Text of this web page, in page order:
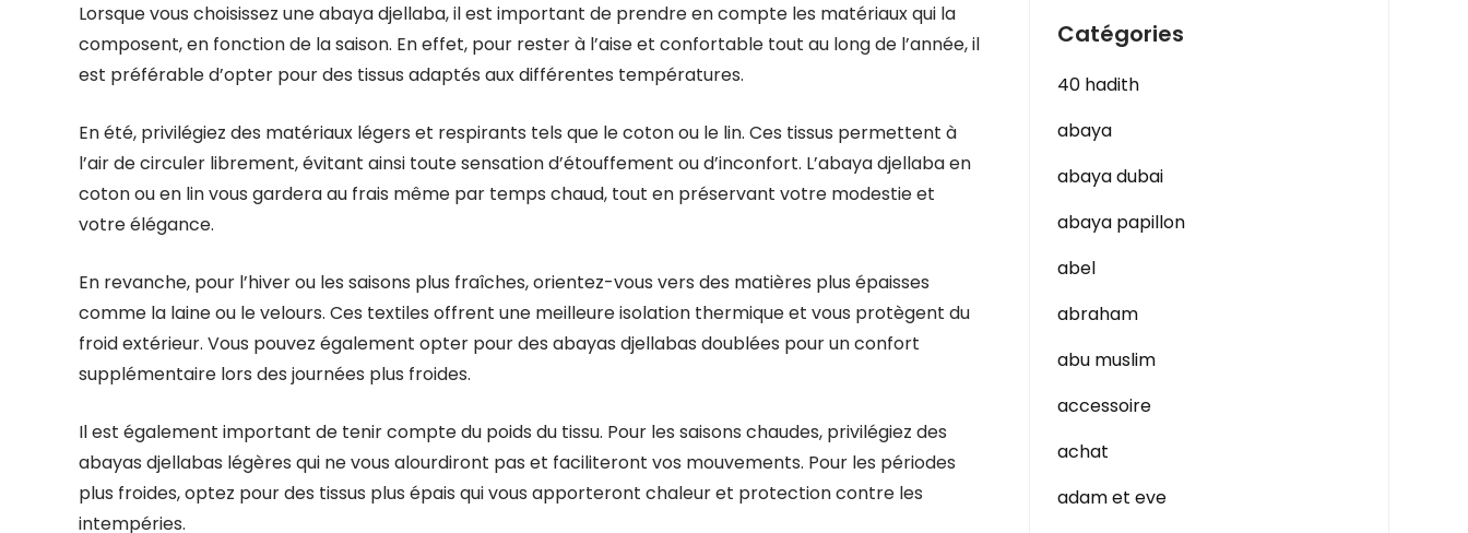
Lorsque vous choisissez une abaya djellaba, il est important de prendre en compte les matériaux qui la
composent, en fonction de la saison. En effet, pour rester à l’aise et confortable tout au long de l’année, il
est préférable d’opter pour des tissus adaptés aux différentes températures.
En été, privilégiez des matériaux légers et respirants tels que le coton ou le lin. Ces tissus permettent à
l’air de circuler librement, évitant ainsi toute sensation d’étouffement ou d’inconfort. L’abaya djellaba en
coton ou en lin vous gardera au frais même par temps chaud, tout en préservant votre modestie et
votre élégance.
En revanche, pour l’hiver ou les saisons plus fraîches, orientez-vous vers des matières plus épaisses
comme la laine ou le velours. Ces textiles offrent une meilleure isolation thermique et vous protègent du
froid extérieur. Vous pouvez également opter pour des abayas djellabas doublées pour un confort
supplémentaire lors des journées plus froides.
Il est également important de tenir compte du poids du tissu. Pour les saisons chaudes, privilégiez des
abayas djellabas légères qui ne vous alourdiront pas et faciliteront vos mouvements. Pour les périodes
plus froides, optez pour des tissus plus épais qui vous apporteront chaleur et protection contre les
intempéries.
Catégories
40 hadith
abaya
abaya dubai
abaya papillon
abel
abraham
abu muslim
accessoire
achat
adam et eve